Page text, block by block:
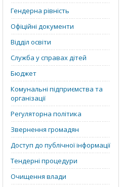
Гендерна рівність
Офіційні документи
Відділ освіти
Служба у справах дітей
Бюджет
Комунальні підприємства та
організації
Регуляторна політика
Звернення громадян
Доступ до публічної інформації
Тендерні процедури
Очищення влади